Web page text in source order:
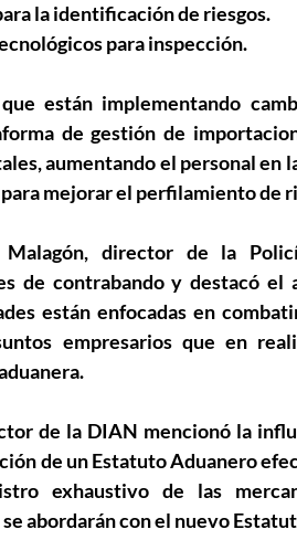
para la identificación de riesgos.
tecnológicos para inspección.
están implementando
de gestión de
aumentando el personal en
mejorar el perfilamiento de
director de la
de contrabando y destacó el
están enfocadas en
empresarios que en
de la DIAN mencionó la
de un Estatuto Aduanero
exhaustivo de las
abordarán con el nuevo